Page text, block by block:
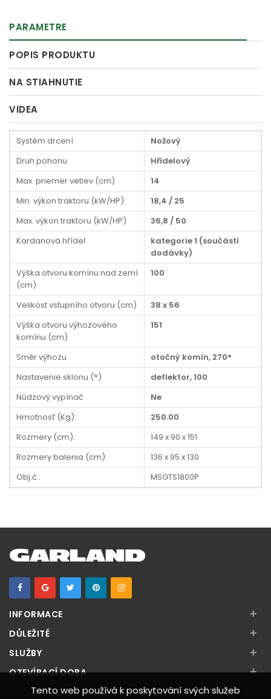
PARAMETRE
POPIS PRODUKTU
NA STIAHNUTIE
VIDEA
Systém drcení
Nožový
Druh pohonu
Hřídelový
Max. priemer vetiev (cm)
14
Min. výkon traktoru (kW/HP)
18,4 / 25
Max. výkon traktoru (kW/HP)
36,8 / 50
Kardanová hřídel
kategorie 1 (součástí
dodávky)
Výška otvoru komínu nad zemí
(cm)
100
Velikost vstupního otvoru (cm)
38 x 56
Výška otvoru výhozového
komínu (cm)
151
Směr výhozu
otočný komín, 270°
Nastavenie sklonu (°)
deflektor, 100
Núdzový vypínač
Ne
Hmotnosť (Kg):
250.00
Rozmery (cm):
149 x 90 x 151
Rozmery balenia (cm):
136 x 95 x 130
Obj.č.:
MSGTS1800P
INFORMACE +
DŮLEŽITÉ +
SLUŽBY +
OTEVÍRACÍ DOBA +
Tento web používá k poskytování svých služeb